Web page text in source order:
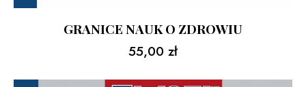
GRANICE NAUK O ZDROWIU
55,00 zł